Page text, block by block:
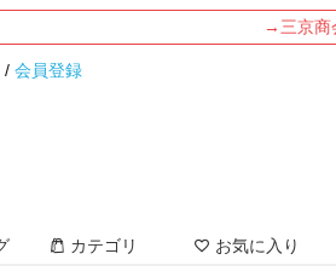
→三京商
/ 会員登録
カテゴリ お気に入り